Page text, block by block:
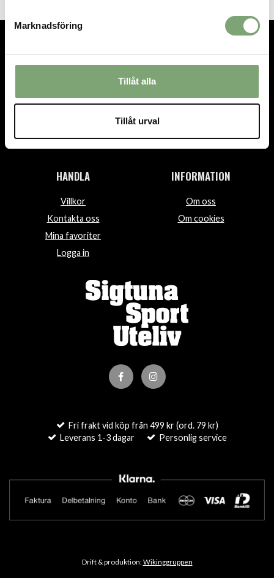
Marknadsföring
Tillåt alla
Tillåt urval
TEL.08-592 512 13
INFO@SIGTUNASPORT.SE
Besök oss:
Mån-fre 10-18, Lör 10-15, Sön 12-15
HANDLA
Villkor
Kontakta oss
Mina favoriter
Logga in
INFORMATION
Om oss
Om cookies
Fri frakt vid köp från 499 kr (ord. 79 kr)
Leverans 1-3 dagar
Personlig service
Drift & produktion: Wikinggruppen